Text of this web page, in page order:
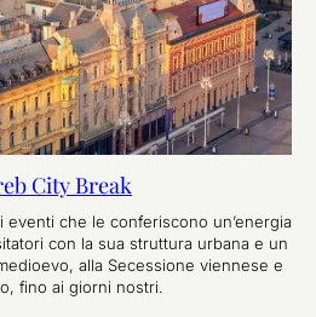
City Break
eventi che le conferiscono un’energia
con la sua struttura urbana e un
alla Secessione viennese e
fino ai giorni nostri.